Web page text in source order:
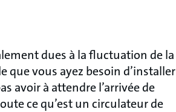
dues à la fluctuation de la
que vous ayez besoin d’installer
avoir à attendre l’arrivée de
ce qu’est un circulateur de